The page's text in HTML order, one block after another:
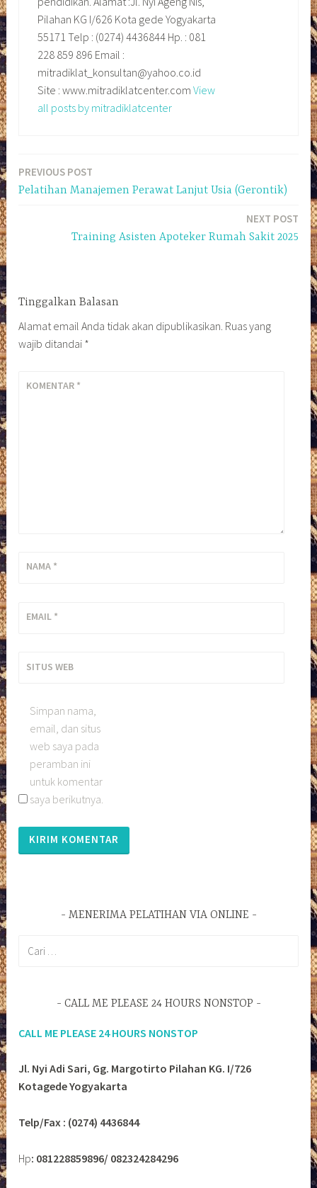
Pilahan KG I/626 Kota gede Yogyakarta
55171 Telp : (0274) 4436844 Hp. : 081
228 859 896 Email :
mitradiklat_konsultan@yahoo.co.id
Site : www.mitradiklatcenter.com View
all posts by mitradiklatcenter
Navigasi
PREVIOUS POST
Pelatihan Manajemen Perawat Lanjut Usia (Gerontik)
NEXT POST
Training Asisten Apoteker Rumah Sakit 2025
Tinggalkan Balasan
Alamat email Anda tidak akan dipublikasikan. Ruas yang
wajib ditandai *
KOMENTAR *
NAMA *
EMAIL *
SITUS WEB
Simpan nama,
email, dan situs
web saya pada
peramban ini
untuk komentar
saya berikutnya.
MENERIMA PELATIHAN VIA ONLINE
CALL ME PLEASE 24 HOURS NONSTOP
CALL ME PLEASE 24 HOURS NONSTOP
Jl. Nyi Adi Sari, Gg. Margotirto Pilahan KG. I/726
Kotagede Yogyakarta
Telp/Fax : (0274) 4436844
Hp: 081228859896/ 082324284296